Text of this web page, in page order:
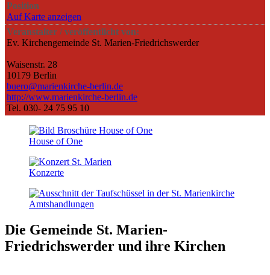
Position
Auf Karte anzeigen
Veranstalter / veröffentlicht von:
Ev. Kirchengemeinde St. Marien-Friedrichswerder
Waisenstr. 28
10179 Berlin
buero@marienkirche-berlin.de
http://www.marienkirche-berlin.de
Tel. 030- 24 75 95 10
House of One
Konzerte
Amts­handlungen
Die Gemeinde St. Marien-
Friedrichswerder und ihre Kirchen